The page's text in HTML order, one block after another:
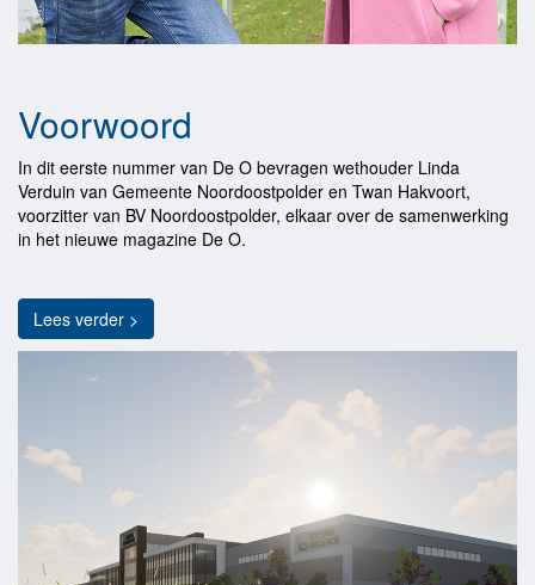
Voorwoord
In dit eerste nummer van De O bevragen wethouder Linda
Verduin van Gemeente Noordoostpolder en Twan Hakvoort,
voorzitter van BV Noordoostpolder, elkaar over de samenwerking
in het nieuwe magazine De O.
Lees verder >